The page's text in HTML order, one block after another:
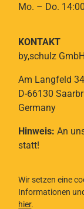
Mo. – Do.
KONTAKT
by,schulz GmbH
Am Langfeld
D-66130
Germany
Hinweis: An
statt!
Wir setzen eine
Informationen
hier.